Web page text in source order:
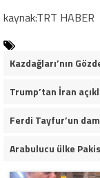
kaynak:TRT HABER
Ferdi Tayfur’un
Arabulucu ülke